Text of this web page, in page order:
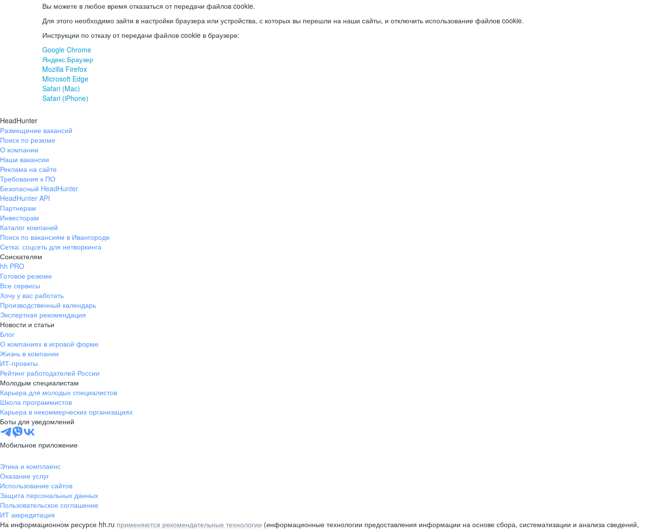
Вы можете в любое время отказаться от передачи файлов cookie.
Для этого необходимо зайти в настройки браузера или устройства, с которых вы перешли на наши сайты, и отключить использование файлов cookie.
Инструкции по отказу от передачи файлов cookie в браузере:
Google Chrome
Яндекс.Браузер
Mozilla Firefox
Microsoft Edge
Safari (Mac)
Safari (iPhone)
HeadHunter
Размещение вакансий
Поиск по резюме
О компании
Наши вакансии
Реклама на сайте
Требования к ПО
Безопасный HeadHunter
HeadHunter API
Партнерам
Инвесторам
Каталог компаний
Поиск по вакансиям в Ивангороде
Сетка: соцсеть для нетворкинга
Соискателям
hh PRO
Готовое резюме
Все сервисы
Хочу у вас работать
Производственный календарь
Экспертная рекомендация
Новости и статьи
Блог
О компаниях в игровой форме
Жизнь в компании
ИТ-проекты
Рейтинг работодателей России
Молодым специалистам
Карьера для молодых специалистов
Школа программистов
Карьера в некоммерческих организациях
Боты для уведомлений
Мобильное приложение
Этика и комплаенс
Оказание услуг
Использование сайтов
Защита персональных данных
Пользовательское соглашение
ИТ аккредитация
На информационном ресурсе hh.ru применяются рекомендательные технологии (информационные технологии предоставления информации на основе сбора, систематизации и анализа сведений,